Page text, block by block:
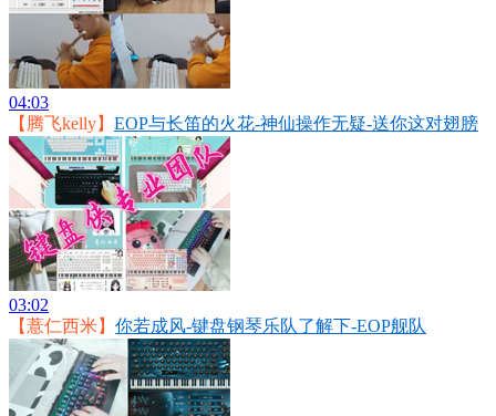
04:03
【腾飞kelly】 EOP与长笛的火花-神仙操作无疑-送你这对翅膀
03:02
【薏仁西米】 你若成风-键盘钢琴乐队了解下-EOP舰队